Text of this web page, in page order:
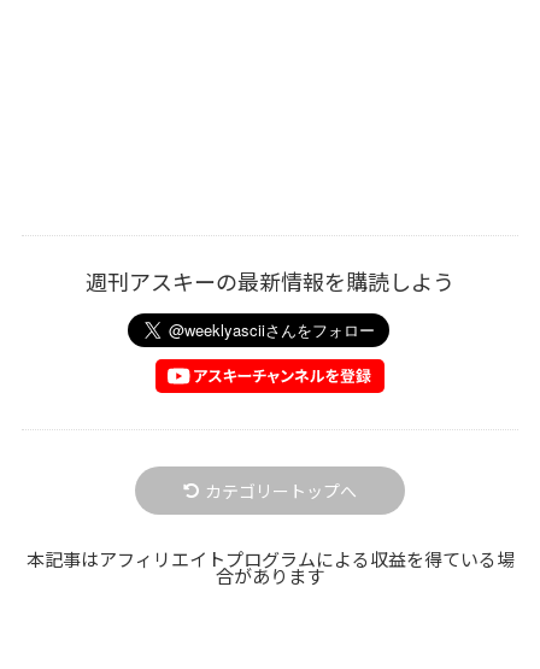
週刊アスキーの最新情報を購読しよう
カテゴリートップへ
本記事はアフィリエイトプログラムによる収益を得ている場
合があります